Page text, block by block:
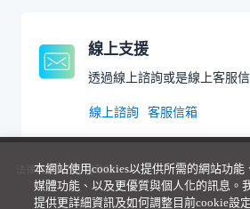
線上支援
透過線上諮詢或是線上客服
線上諮詢 客服信箱
本網站使用cookies以提供所需的網站功能
媒體功能、以及更優質與個人化的訊息。
提供更詳細資訊及如何調整目前cookie設定
法律聲明與隱私權政策